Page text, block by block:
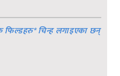
फिल्डहरु*चिन्ह लगाइएका छन्